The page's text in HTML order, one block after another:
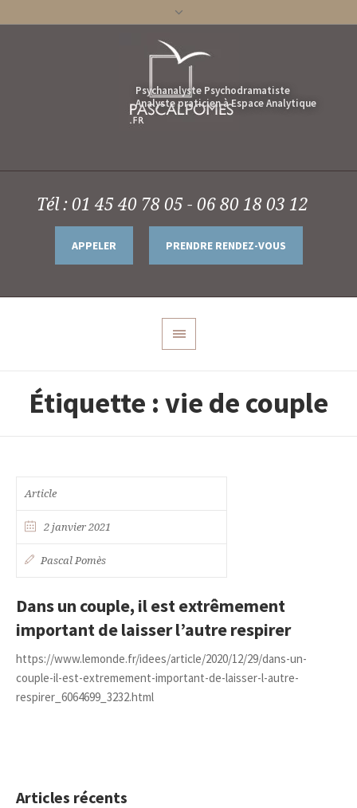
Tél : 01 45 40 78 05 - 06 80 18 03 12
APPELER PRENDRE RENDEZ-VOUS
Étiquette : vie de couple
Article
2 janvier 2021
Pascal Pomès
Dans un couple, il est extrêmement
important de laisser l’autre respirer
https://www.lemonde.fr/idees/article/2020/12/29/dans-un-
couple-il-est-extremement-important-de-laisser-l-autre-
respirer_6064699_3232.html
Articles récents